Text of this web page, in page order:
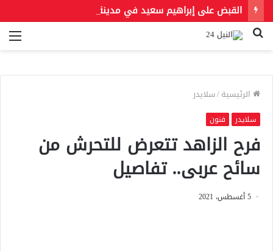
بحث
الرئيسية/سلايدر
سلايدر فنون
فرح الزاهد تتعرض للتحرش من
سائح عربى.. تفاصيل
5 أغسطس، 2021